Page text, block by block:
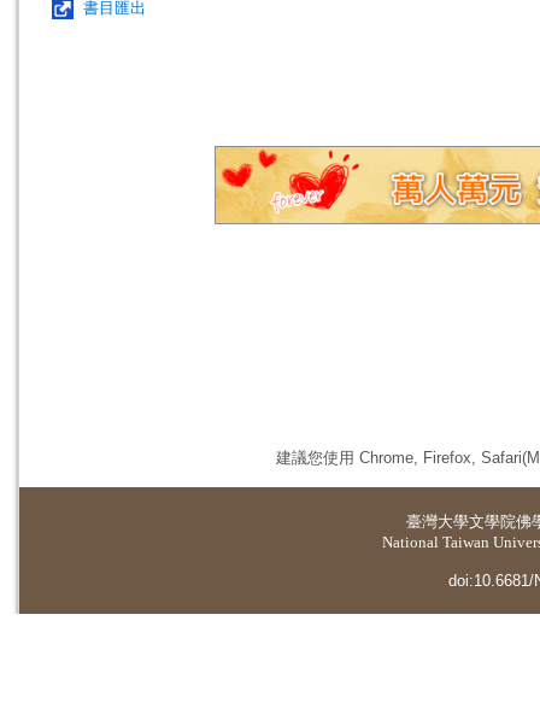
書目匯出
建議您使用 Chrome, Firefox,
臺灣大學文學院佛
National Taiwan
doi:10.6681/